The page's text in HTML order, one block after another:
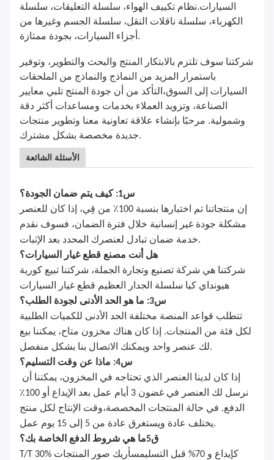
السيارات.نظام تكييف الهواء، سلسلة التعليقات، سلسلة
الكهرباء، سلسلة ناقلات النقل، سلسلة الجسم وغيرها من
أجزاء السيارات، بجودة ممتازة.
شركتنا سوف تلتزم بالابتكار المنتج والبحث والتطوير، وتوفير
باستمرار المزيد من النماذج والنماذج من الملحقات
السيارات إلى السوق،التأكد من أن جودة المنتج تلبي معايير
الصناعة، وتزويد العملاء بخدمات ومساعدات أكثر دقة
وشمولية. مرحبًا بإنشاء علاقة تعاونية معنا وتطوير منتجات
جديدة مخصصة بشكل مشترك.
الأسئلة الشائعة
س1: كيف يتم ضمان الجودة؟
إن منتجاتنا تم اختبارها بنسبة 100٪ من قِي، إذا كان للعنصر
مشكلة جودة غير إنسانية خلال فترة الضمان، فسوف نقدم
خدمة ضمان تبادل لعنصرك المحدد بعد الإثبات.
هل أنت مصنع قطع غيار السيارات؟
شركتنا هي شركة تصنيع وتجارة الجملة، شركتنا تبيع كورية
هيونداي كيا سلسلة الجدار العظيم قطع غيار السيارات
س3: ما هو الحد الأدنى لجودة الطلب؟
تتطلب قواعد المنصة مختلفة الحد الأدنى للكميات الطلبية
لكل فئة من المنتجات. إذا كان هناك مخزون متاح، يمكننا بيع
لك عنصر واحد ويمكنك الاتصال بنا بشكل منفصل.
س4: ماذا عن وقت التسليم؟
إذا كان لدينا العنصر الذي تحتاجه في المخزون، يمكننا أن
نرسل لك العنصر في غضون 3 أيام عمل بعد الإيداع أو 100٪
الدفع. في حالة المنتجات المخصصة،وقت الإنتاج لكل منتج
يختلف عادة ويستغرق عادة من 5 إلى 15 يوم عمل.
ق5ما هي شروط الدفع الخاصة بك؟
T/T 30% كإيداع و 70% قبل التسليم
سأريك صور المنتجات